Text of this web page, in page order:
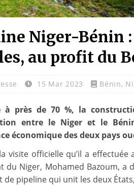
Niger-Bénin
au profit du
15 Mar 2023 Bénin,
à près de 70 %, la
entre le Niger et le
économique des deux pays
visite officielle qu’il a
du Niger, Mohamed Bazoum, a
de pipeline qui unit les deux